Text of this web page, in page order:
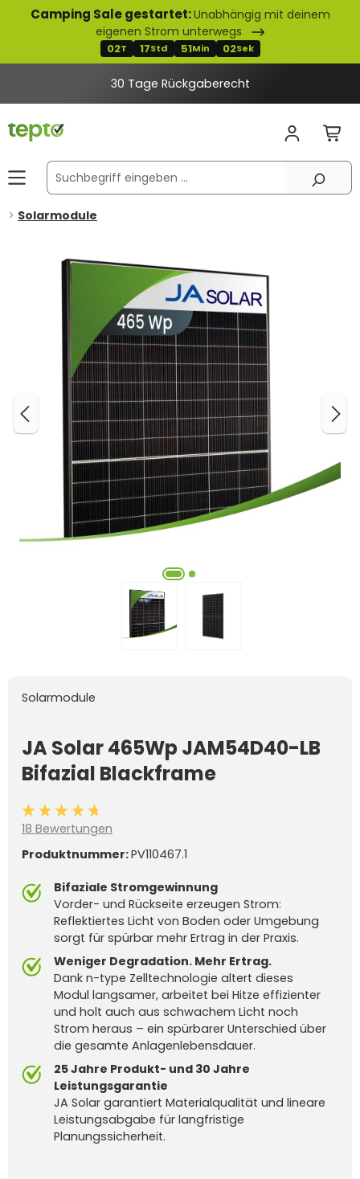
springen
Camping Sale gestartet:Unabhängig mit deinem
eigenen Strom unterwegs
02T 17Std 51Min 02Sek
30 Tage Rückgaberecht
Solarmodule
Solarmodule
JA Solar 465Wp JAM54D40-LB
Bifazial Blackframe
Durchschnittliche Bewertung von 4.6 von 5 Sternen
18 Bewertungen
Produktnummer:PV110467.1
Bifaziale Stromgewinnung
Vorder- und Rückseite erzeugen Strom:
Reflektiertes Licht von Boden oder Umgebung
sorgt für spürbar mehr Ertrag in der Praxis.
Weniger Degradation. Mehr Ertrag.
Dank n-type Zelltechnologie altert dieses
Modul langsamer, arbeitet bei Hitze effizienter
und holt auch aus schwachem Licht noch
Strom heraus – ein spürbarer Unterschied über
die gesamte Anlagenlebensdauer.
25 Jahre Produkt- und 30 Jahre
Leistungsgarantie
JA Solar garantiert Materialqualität und lineare
Leistungsabgabe für langfristige
Planungssicherheit.